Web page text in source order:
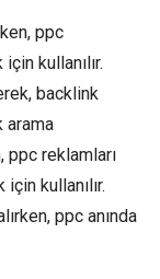
ppc
kullanılır.
backlink
arama
ppc reklamları
kullanılır.
ppc anında